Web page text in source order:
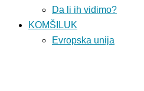
Da li ih vidimo?
KOMŠILUK
Evropska unija